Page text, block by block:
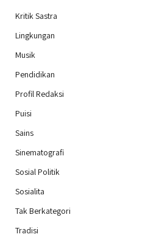
Kritik Sastra
Lingkungan
Musik
Pendidikan
Profil Redaksi
Puisi
Sains
Sinematografi
Sosial Politik
Sosialita
Tak Berkategori
Tradisi